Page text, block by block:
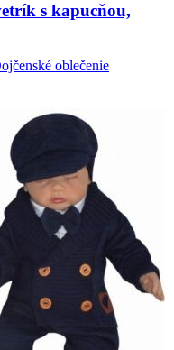
s kapucňou,
oblečenie